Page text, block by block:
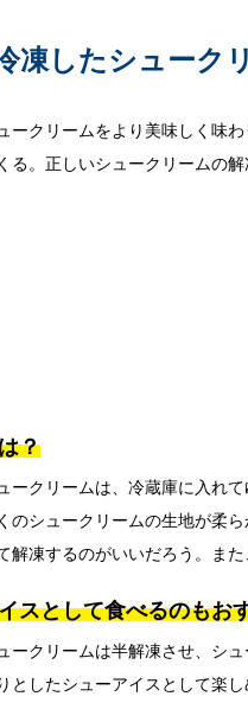
凍したシューク
ークリームをより美味しく味
る。正しいシュークリームの解
？
ークリームは、冷蔵庫に入れ
のシュークリームの生地が柔
解凍するのがいいだろう。ま
スとして食べるのもお
ークリームは半解凍させ、シ
としたシューアイスとして楽し